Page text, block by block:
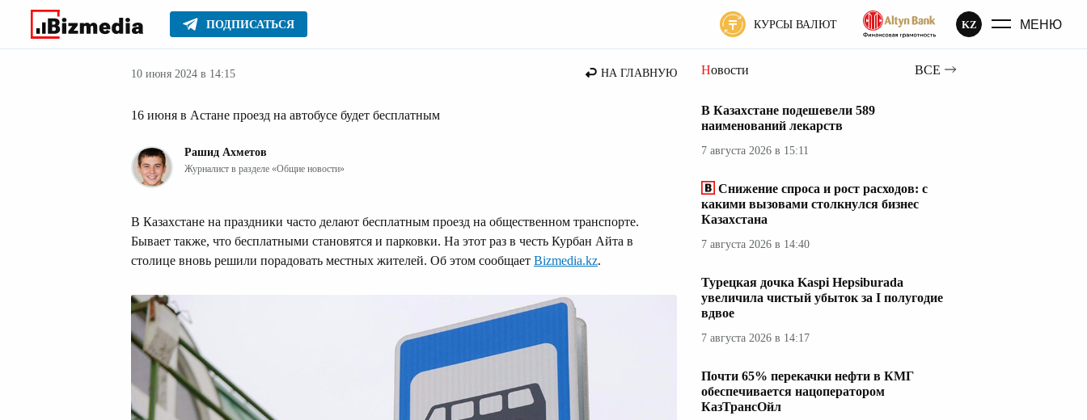
ПОДПИСАТЬСЯ КУРСЫ ВАЛЮТ KZ МЕНЮ
Главное Новости Новости Казахстана
10 июня 2024 в 14:15 НА ГЛАВНУЮ
16 июня в Астане проезд на автобусе будет бесплатным
Рашид Ахметов
Журналист в разделе «Общие новости»
В Казахстане на праздники часто делают бесплатным проезд на общественном транспорте.
Бывает также, что бесплатными становятся и парковки. На этот раз в честь Курбан Айта в
столице вновь решили порадовать местных жителей. Об этом сообщает Bizmedia.kz.
Новости ВСЕ
В Казахстане подешевели 589
наименований лекарств
7 августа 2026 в 15:11
Снижение спроса и рост расходов: с
какими вызовами столкнулся бизнес
Казахстана
7 августа 2026 в 14:40
Турецкая дочка Kaspi Hepsiburada
увеличила чистый убыток за I полугодие
вдвое
7 августа 2026 в 14:17
Почти 65% перекачки нефти в КМГ
обеспечивается нацоператором
КазТрансОйл